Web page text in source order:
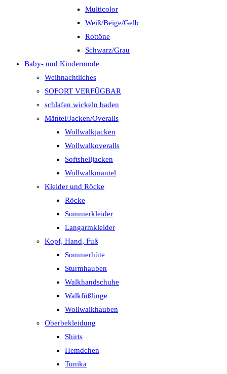
Multicolor
Weiß/Beige/Gelb
Rottöne
Schwarz/Grau
Baby- und Kindermode
Weihnachtliches
SOFORT VERFÜGBAR
schlafen wickeln baden
Mäntel/Jacken/Overalls
Wollwalkjacken
Wollwalkoveralls
Softshelljacken
Wollwalkmantel
Kleider und Röcke
Röcke
Sommerkleider
Langarmkleider
Kopf, Hand, Fuß
Sommerhüte
Sturmhauben
Walkhandschuhe
Walkfüßlinge
Wollwalkhauben
Oberbekleidung
Shirts
Hemdchen
Tunika